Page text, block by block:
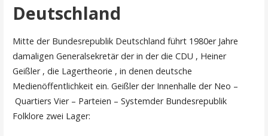
Deutschland
Mitte der Bundesrepublik Deutschland führt 1980er Jahre
damaligen Generalsekretär der in der die CDU , Heiner
Geißler , die Lagertheorie , in denen deutsche
Medienöffentlichkeit ein. Geißler der Innenhalle der Neo –
Quartiers Vier – Parteien – Systemder Bundesrepublik
Folklore zwei Lager: